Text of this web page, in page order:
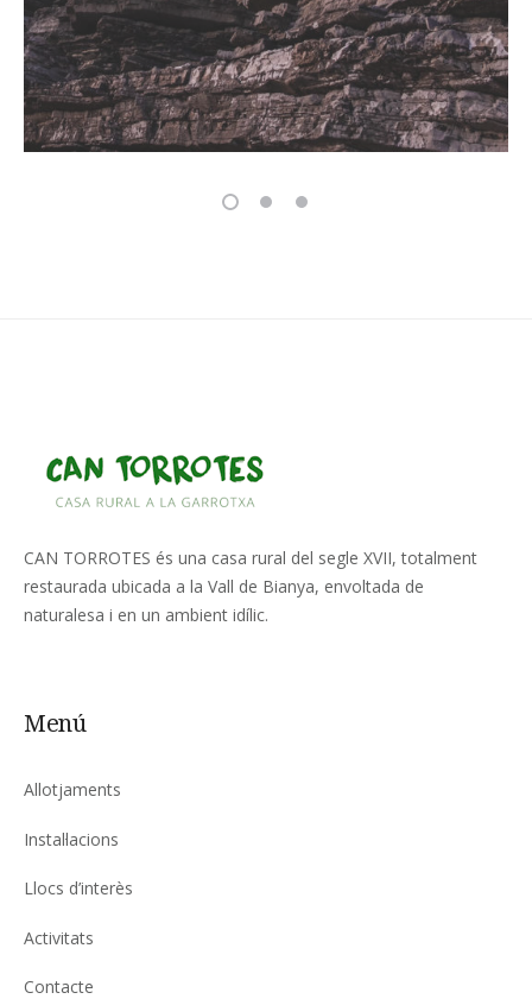
CAN TORROTES és una casa rural del segle XVII, totalment
restaurada ubicada a la Vall de Bianya, envoltada de
naturalesa i en un ambient idílic.
Menú
Allotjaments
Instal·lacions
Llocs d’interès
Activitats
Contacte